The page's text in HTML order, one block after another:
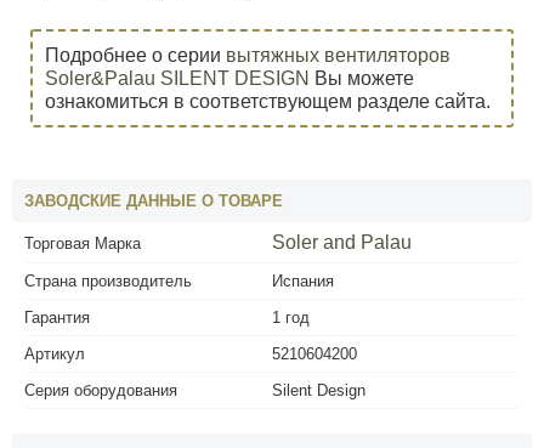
Подробнее о серии вытяжных вентиляторов
Soler&Palau SILENT DESIGN Вы можете
ознакомиться в соответствующем разделе сайта.
ЗАВОДСКИЕ ДАННЫЕ О ТОВАРЕ
Торговая Марка Soler and Palau
Страна производитель
Испания
Гарантия
1 год
Артикул
5210604200
Серия оборудования
Silent Design